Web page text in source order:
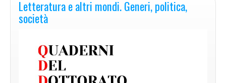
Letteratura e altri mondi. Generi, politica,
società